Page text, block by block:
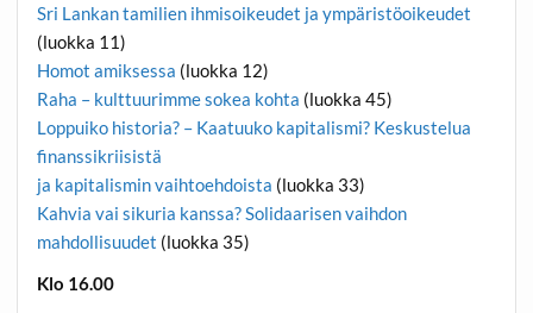
Sri Lankan tamilien ihmisoikeudet ja ympäristöoikeudet
(luokka 11)
Homot amiksessa (luokka 12)
Raha – kulttuurimme sokea kohta (luokka 45)
Loppuiko historia? – Kaatuuko kapitalismi? Keskustelua
finanssikriisistä
ja kapitalismin vaihtoehdoista (luokka 33)
Kahvia vai sikuria kanssa? Solidaarisen vaihdon
mahdollisuudet (luokka 35)
Klo 16.00